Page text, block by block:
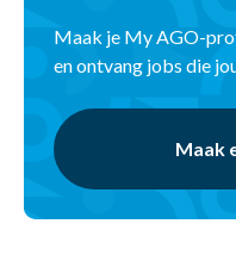
Maak je My AGO-
en ontvang jobs die
Maak